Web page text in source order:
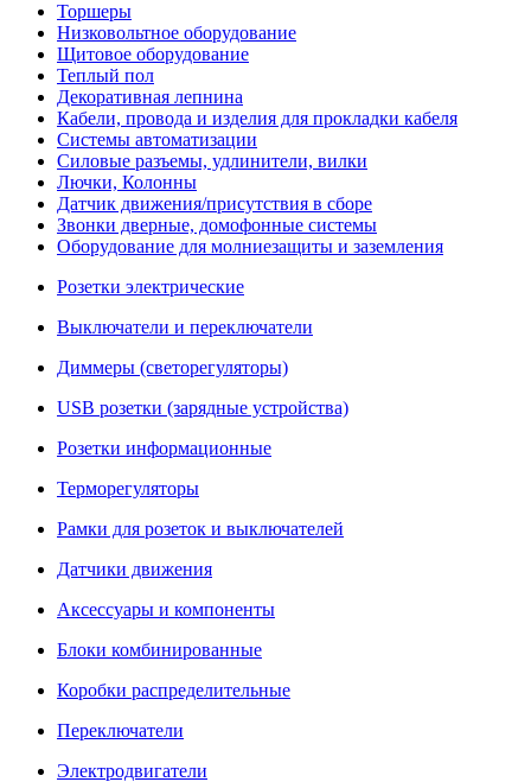
Торшеры
Низковольтное оборудование
Щитовое оборудование
Теплый пол
Декоративная лепнина
Кабели, провода и изделия для прокладки кабеля
Системы автоматизации
Силовые разъемы, удлинители, вилки
Лючки, Колонны
Датчик движения/присутствия в сборе
Звонки дверные, домофонные системы
Оборудование для молниезащиты и заземления
Розетки электрические
Выключатели и переключатели
Диммеры (светорегуляторы)
USB розетки (зарядные устройства)
Розетки информационные
Терморегуляторы
Рамки для розеток и выключателей
Датчики движения
Аксессуары и компоненты
Блоки комбинированные
Коробки распределительные
Переключатели
Электродвигатели